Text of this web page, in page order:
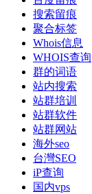
搜索留痕
聚合标签
Whois信息
WHOIS查询
群的词语
站内搜索
站群培训
站群软件
站群网站
海外seo
台灣SEO
iP查询
国内vps